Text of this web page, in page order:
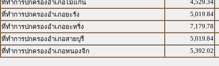
ที่ทำการปกครองอำเภอไม้แก่น
4,529.34
ที่ทำการปกครองอำเภอยะรัง
5,019.84
ที่ทำการปกครองอำเภอยะหริ่ง
7,179.78
ที่ทำการปกครองอำเภอสายบุรี
5,019.84
ที่ทำการปกครองอำเภอหนองจิก
5,392.02